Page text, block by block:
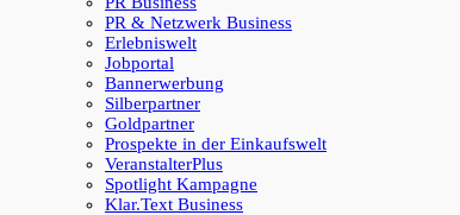
PR & Netzwerk Business
Erlebniswelt
Jobportal
Bannerwerbung
Silberpartner
Goldpartner
Prospekte in der Einkaufswelt
VeranstalterPlus
Spotlight Kampagne
Klar.Text Business